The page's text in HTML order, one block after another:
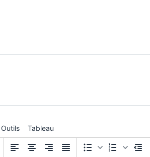
Outils Tableau